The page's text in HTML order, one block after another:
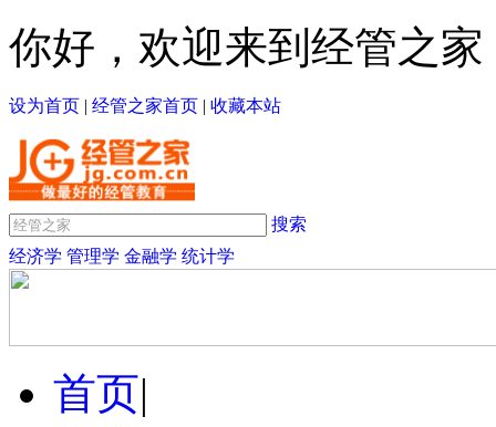
你好，欢迎来到经管之家
设为首页 | 经管之家首页 | 收藏本站
搜索
经济学 管理学 金融学 统计学
首页|